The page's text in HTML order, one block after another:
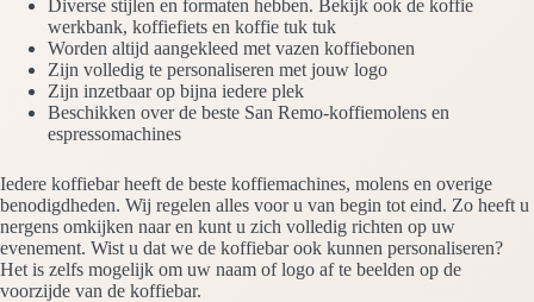
Diverse stijlen en formaten hebben. Bekijk ook de koffie
werkbank, koffiefiets en koffie tuk tuk
Worden altijd aangekleed met vazen koffiebonen
Zijn volledig te personaliseren met jouw logo
Zijn inzetbaar op bijna iedere plek
Beschikken over de beste San Remo-koffiemolens en
espressomachines
Iedere koffiebar heeft de beste koffiemachines, molens en overige
benodigdheden. Wij regelen alles voor u van begin tot eind. Zo heeft u
nergens omkijken naar en kunt u zich volledig richten op uw
evenement. Wist u dat we de koffiebar ook kunnen personaliseren?
Het is zelfs mogelijk om uw naam of logo af te beelden op de
voorzijde van de koffiebar.